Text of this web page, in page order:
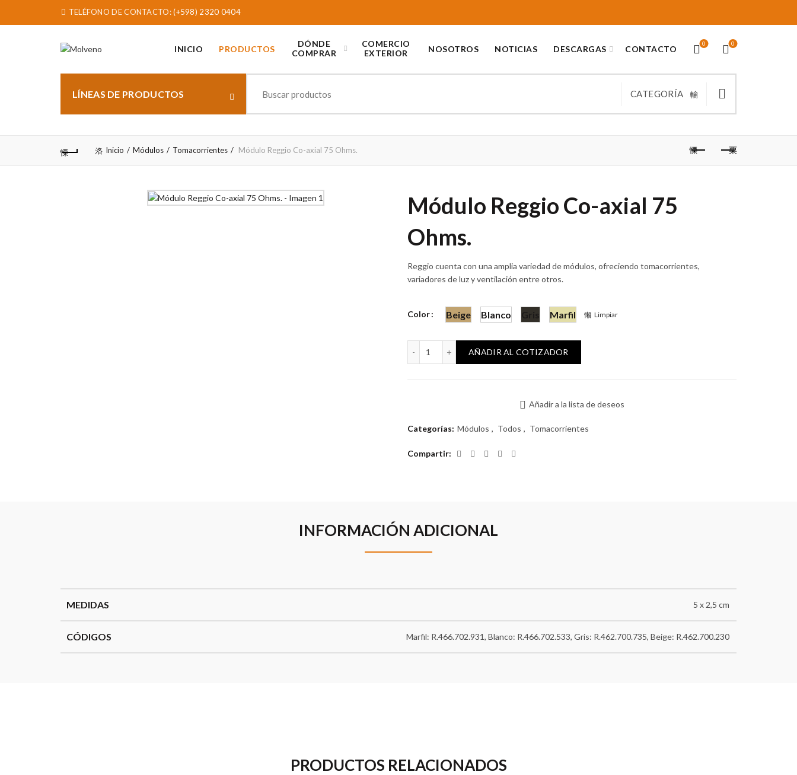
TELÉFONO DE CONTACTO:(+598) 2320 0404
INICIO PRODUCTOS
DÓNDE
COMPRAR
COMERCIO
EXTERIOR
NOSOTROS NOTICIAS DESCARGAS CONTACTO
0 0
LÍNEAS DE PRODUCTOS CATEGORÍA
Inicio Módulos Tomacorrientes Módulo Reggio Co-axial 75 Ohms.
Módulo Reggio Co-axial 75
Ohms.
Reggio cuenta con una amplia variedad de módulos, ofreciendo tomacorrientes,
variadores de luz y ventilación entre otros.
Color Beige Blanco Gris Marfil Limpiar
Módulo Reggio Co-axial 75 Ohms. cantidad
AÑADIR AL COTIZADOR
Añadir a la lista de deseos
Categorías: Módulos , Todos , Tomacorrientes
Compartir
INFORMACIÓN ADICIONAL
MEDIDAS 5 x 2,5 cm
CÓDIGOS Marfil: R.466.702.931, Blanco: R.466.702.533, Gris: R.462.700.735, Beige: R.462.700.230
PRODUCTOS RELACIONADOS